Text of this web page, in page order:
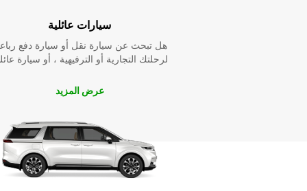
سيارات عائلية
هل تبحث عن سيارة نقل أو سيارة دفع
لرحلتك التجارية أو الترفيهية ، أو سيارة
عرض المزيد